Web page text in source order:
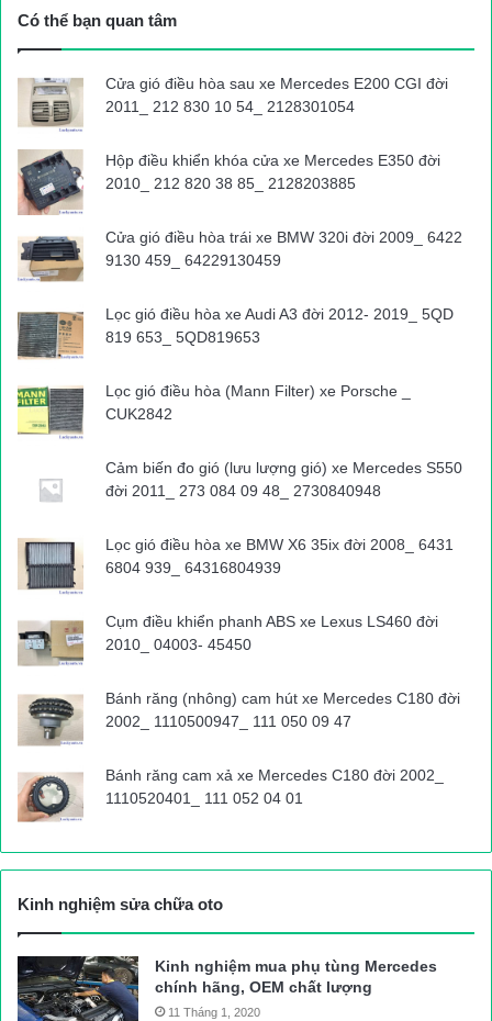
Có thể bạn quan tâm
Cửa gió điều hòa sau xe Mercedes E200 CGI đời
2011_ 212 830 10 54_ 2128301054
Hộp điều khiển khóa cửa xe Mercedes E350 đời
2010_ 212 820 38 85_ 2128203885
Cửa gió điều hòa trái xe BMW 320i đời 2009_ 6422
9130 459_ 64229130459
Lọc gió điều hòa xe Audi A3 đời 2012- 2019_ 5QD
819 653_ 5QD819653
Lọc gió điều hòa (Mann Filter) xe Porsche _
CUK2842
Cảm biến đo gió (lưu lượng gió) xe Mercedes S550
đời 2011_ 273 084 09 48_ 2730840948
Lọc gió điều hòa xe BMW X6 35ix đời 2008_ 6431
6804 939_ 64316804939
Cụm điều khiển phanh ABS xe Lexus LS460 đời
2010_ 04003- 45450
Bánh răng (nhông) cam hút xe Mercedes C180 đời
2002_ 1110500947_ 111 050 09 47
Bánh răng cam xả xe Mercedes C180 đời 2002_
1110520401_ 111 052 04 01
Kinh nghiệm sửa chữa oto
Kinh nghiệm mua phụ tùng Mercedes
chính hãng, OEM chất lượng
11 Tháng 1, 2020